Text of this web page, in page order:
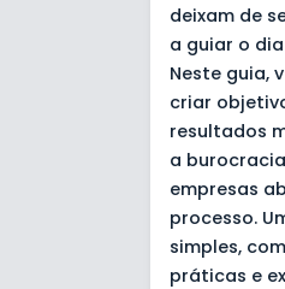
deixam de
a guiar o
Neste guia,
criar
resultados
a
empresas
processo.
simples,
práticas e